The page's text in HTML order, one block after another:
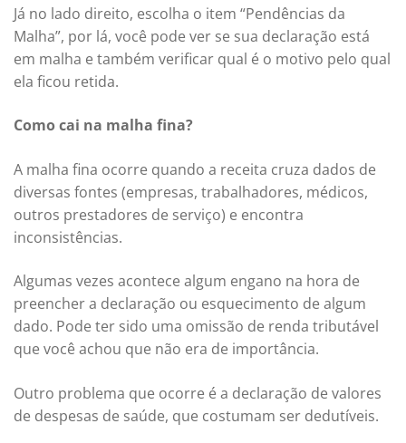
Já no lado direito, escolha o item “Pendências da
Malha”, por lá, você pode ver se sua declaração está
em malha e também verificar qual é o motivo pelo qual
ela ficou retida.
Como cai na malha fina?
A malha fina ocorre quando a receita cruza dados de
diversas fontes (empresas, trabalhadores, médicos,
outros prestadores de serviço) e encontra
inconsistências.
Algumas vezes acontece algum engano na hora de
preencher a declaração ou esquecimento de algum
dado. Pode ter sido uma omissão de renda tributável
que você achou que não era de importância.
Outro problema que ocorre é a declaração de valores
de despesas de saúde, que costumam ser dedutíveis.